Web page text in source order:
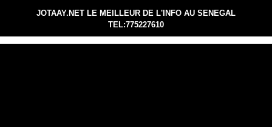
JOTAAY.NET LE MEILLEUR DE L'INFO AU SENEGAL
TEL:775227610